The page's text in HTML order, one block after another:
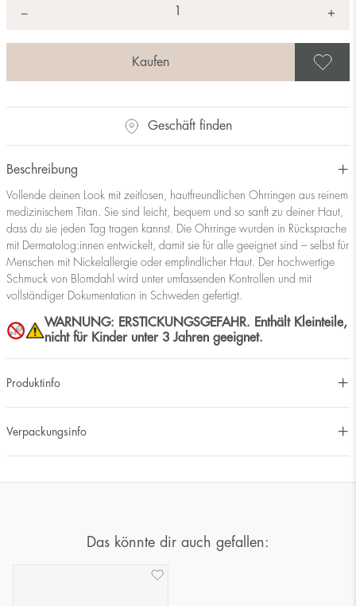
− +
Geschäft finden
Beschreibung
Vollende deinen Look mit zeitlosen, hautfreundlichen Ohrringen aus reinem
medizinischem Titan. Sie sind leicht, bequem und so sanft zu deiner Haut,
dass du sie jeden Tag tragen kannst. Die Ohrringe wurden in Rücksprache
mit Dermatolog:innen entwickelt, damit sie für alle geeignet sind – selbst für
Menschen mit Nickelallergie oder empfindlicher Haut. Der hochwertige
Schmuck von Blomdahl wird unter umfassenden Kontrollen und mit
vollständiger Dokumentation in Schweden gefertigt.
WARNUNG: ERSTICKUNGSGEFAHR. Enthält Kleinteile,
nicht für Kinder unter 3 Jahren geeignet.
Produktinfo
Verpackungsinfo
Das könnte dir auch gefallen: